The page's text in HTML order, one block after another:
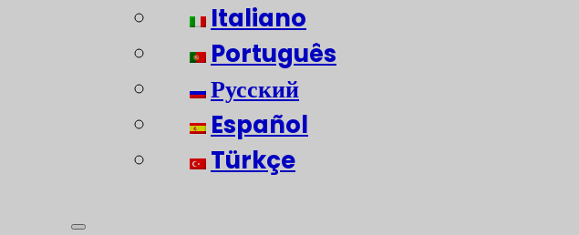
Italiano
Português
Русский
Español
Türkçe